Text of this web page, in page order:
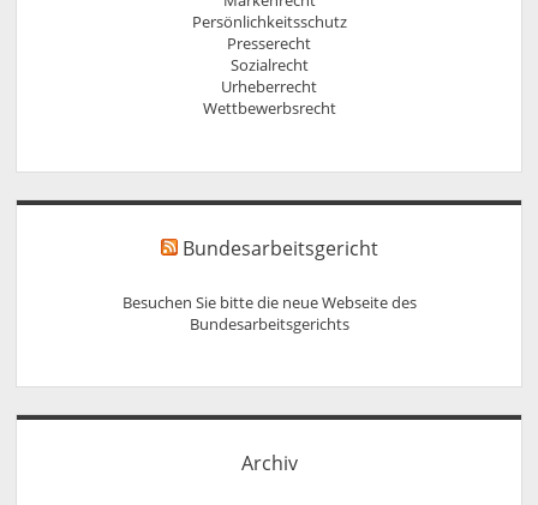
Persönlichkeitsschutz
Presserecht
Sozialrecht
Urheberrecht
Wettbewerbsrecht
Bundesarbeitsgericht
Besuchen Sie bitte die neue Webseite des
Bundesarbeitsgerichts
Archiv